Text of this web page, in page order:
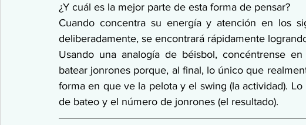
¿Y cuál es la mejor parte de esta forma de pensar?
Cuando concentra su energía y atención en los
deliberadamente, se encontrará rápidamente
Usando una analogía de béisbol, concéntrense
batear jonrones porque, al final, lo único que
forma en que ve la pelota y el swing (la actividad).
de bateo y el número de jonrones (el resultado).